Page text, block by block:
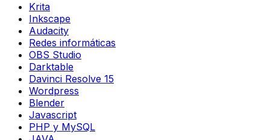
Krita
Inkscape
Audacity
Redes informáticas
OBS Studio
Darktable
Davinci Resolve 15
Wordpress
Blender
Javascript
PHP y MySQL